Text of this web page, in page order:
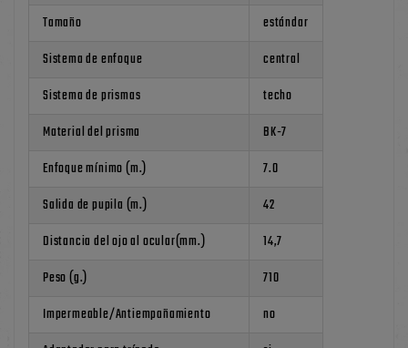
Tamaño
estándar
Sistema de enfoque
central
Sistema de prismas
techo
Material del prisma
BK-7
Enfoque mínimo (m.)
7.0
Salida de pupila (m.)
42
Distancia del ojo al ocular(mm.)
14,7
Peso (g.)
710
Impermeable/Antiempañamiento
no